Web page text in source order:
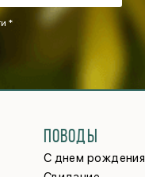
*
ПОВОДЫ
С днем рождения